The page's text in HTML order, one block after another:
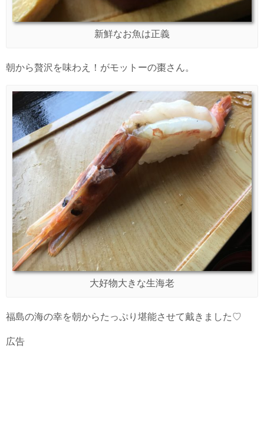
新鮮なお魚は正義
朝から贅沢を味わえ！がモットーの棗さん。
大好物大きな生海老
福島の海の幸を朝からたっぷり堪能させて戴きました♡
広告